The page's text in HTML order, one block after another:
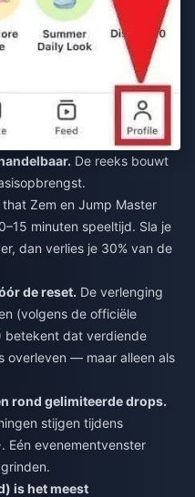
De reeks bouwt
that Zem en Jump Master
minuten speeltijd. Sla je
dan verlies je 30% van de
de reset. De verlenging
(volgens de officiële
betekent dat verdiende
overleven — maar alleen als
rond gelimiteerde drops.
stijgen tijdens
Eén evenementvenster
is het meest